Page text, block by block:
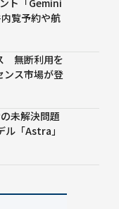
ト「Gemini
覧予約や航
無断利用を
ンス市場が登
未解決問題
「Astra」